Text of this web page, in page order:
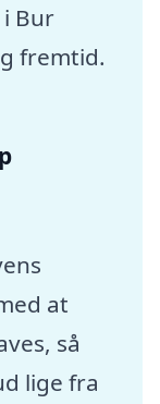
Bur
fremtid.
at
så
lige fra